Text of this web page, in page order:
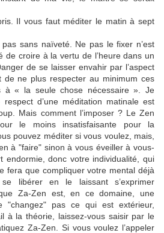
Il vous faut méditer le matin à sept
sans naïveté. Ne pas le fixer n’est
de croire à la vertu de l’heure dans un
de se laisser envahir par l’aspect
de ne plus respecter au minimum ces
à « la seule chose nécessaire ». Je
d’une méditation matinale est
Mais comment l’imposer ? Le Zen
le moins insatisfaisante pour la
pouvez méditer si vous voulez, mais,
à "faire" sinon à vous éveiller à vous-
endormie, donc votre individualité, qui
fera que compliquer votre mental déjà
libérer en le laissant s’exprimer
Za-Zen est, en ce domaine, une
"changez" pas ce qui est extérieur,
à la théorie, laissez-vous saisir par le
Za-Zen. Si vous voulez l’appeler